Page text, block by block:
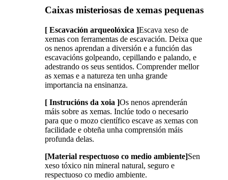
Caixas misteriosas de xemas pequenas
[ Escavación arqueolóxica ]Escava xeso de
xemas con ferramentas de escavación. Deixa que
os nenos aprendan a diversión e a función das
escavacións golpeando, cepillando e palando, e
adestrando os seus sentidos. Comprender mellor
as xemas e a natureza ten unha grande
importancia na ensinanza.
[ Instrucións da xoia ]Os nenos aprenderán
máis sobre as xemas. Inclúe todo o necesario
para que o mozo científico escave as xemas con
facilidade e obteña unha comprensión máis
profunda delas.
[Material respectuoso co medio ambiente]Sen
xeso tóxico nin mineral natural, seguro e
respectuoso co medio ambiente.